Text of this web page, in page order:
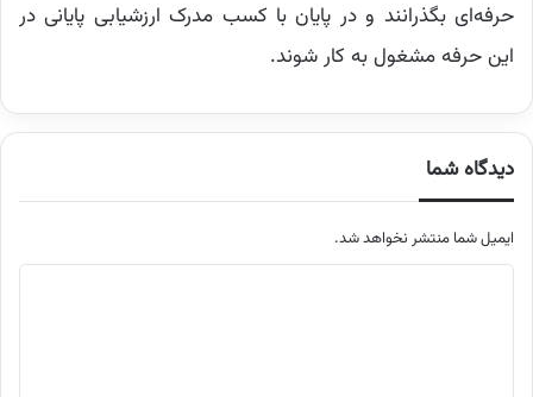
حرفه‌ای بگذرانند و در پایان با کسب مدرک ارزشیابی پایانی در
این حرفه مشغول به کار شوند.
دیدگاه شما
ایمیل شما منتشر نخواهد شد.